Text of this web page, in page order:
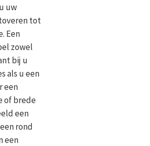
uw
tot
Een
zowel
bij u
als u een
een
of brede
een
rond
een